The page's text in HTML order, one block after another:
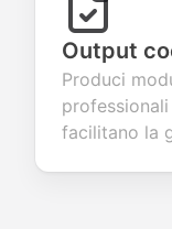
Output
Produci
facilitano la